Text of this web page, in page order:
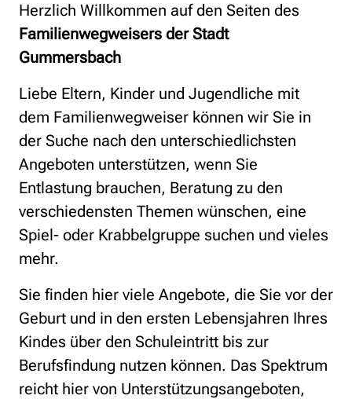
Herzlich Willkommen auf den Seiten des
Familienwegweisers der Stadt
Gummersbach
Liebe Eltern, Kinder und Jugendliche mit
dem Familienwegweiser können wir Sie in
der Suche nach den unterschiedlichsten
Angeboten unterstützen, wenn Sie
Entlastung brauchen, Beratung zu den
verschiedensten Themen wünschen, eine
Spiel- oder Krabbelgruppe suchen und vieles
mehr.
Sie finden hier viele Angebote, die Sie vor der
Geburt und in den ersten Lebensjahren Ihres
Kindes über den Schuleintritt bis zur
Berufsfindung nutzen können. Das Spektrum
reicht hier von Unterstützungsangeboten,